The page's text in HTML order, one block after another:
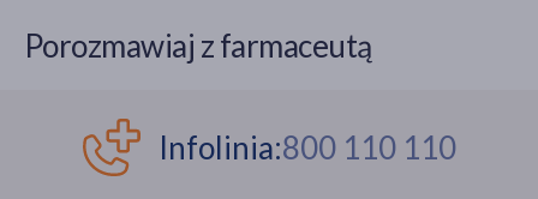
Porozmawiaj z farmaceutą
Infolinia:800 110 110